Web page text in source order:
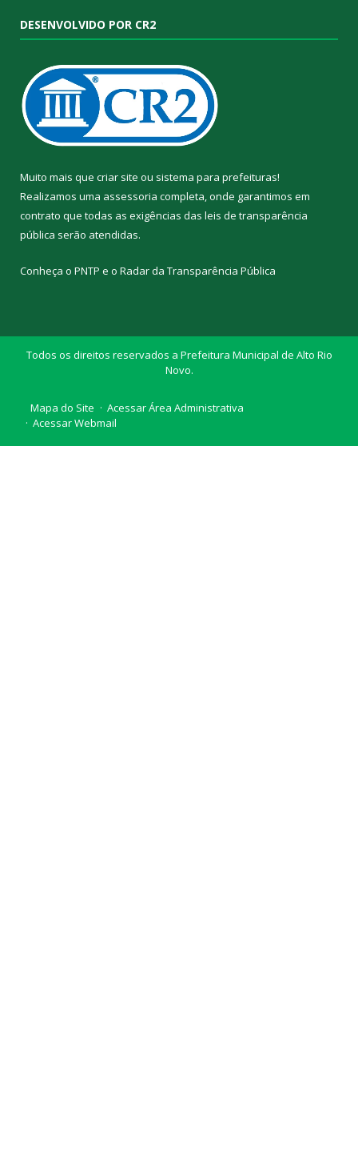
DESENVOLVIDO POR CR2
Muito mais que criar site ou sistema para prefeituras!
Realizamos uma assessoria completa, onde garantimos em
contrato que todas as exigências das leis de transparência
pública serão atendidas.
Conheça o PNTP e o Radar da Transparência Pública
Todos os direitos reservados a Prefeitura Municipal de Alto Rio
Novo.
Mapa do Site
Acessar Área Administrativa
Acessar Webmail